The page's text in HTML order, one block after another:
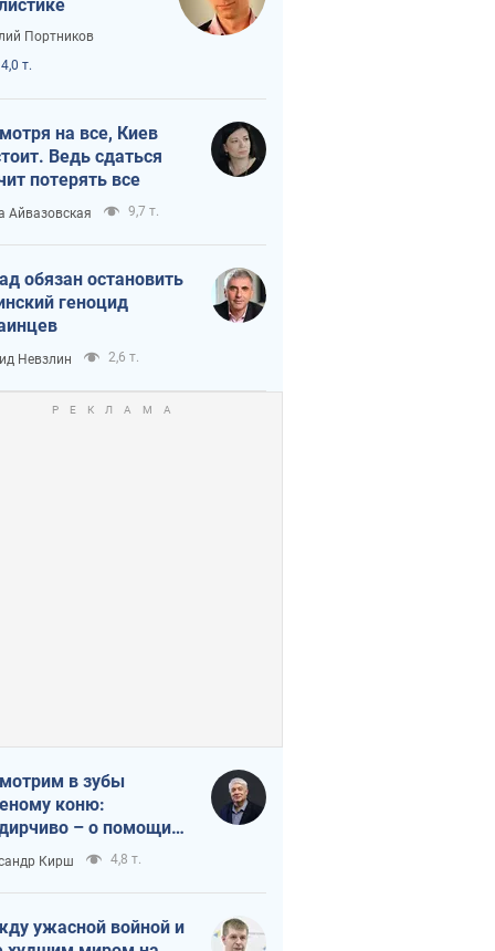
Портников
т.
на все, Киев
Ведь сдаться
потерять все
Айвазовская 9,7 т.
обязан остановить
геноцид
Невзлин 2,6 т.
в зубы
коню:
– о помощи
Кирш 4,8 т.
ужасной войной и